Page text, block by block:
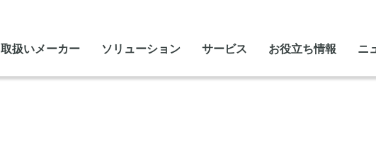
取扱いメーカー ソリューション サービス お役立ち情報 ニ